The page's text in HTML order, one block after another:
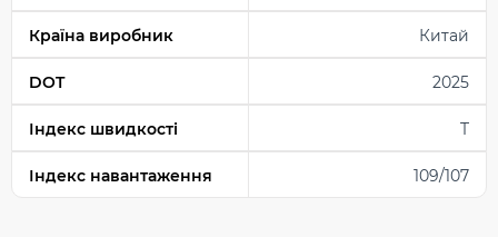
Країна виробник Китай
DOT 2025
Індекс швидкості T
Індекс навантаження 109/107